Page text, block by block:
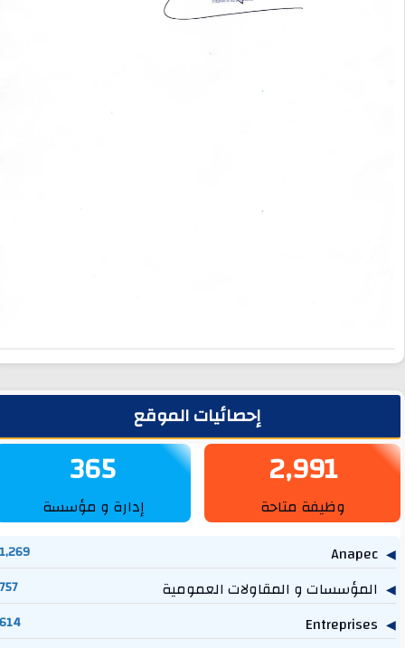
إحصائيات الموقع
2,991
وظيفة متاحة
365
إدارة و مؤسسة
Anapec
1,269
المؤسسات و المقاولات العمومية 757
Entreprises
614